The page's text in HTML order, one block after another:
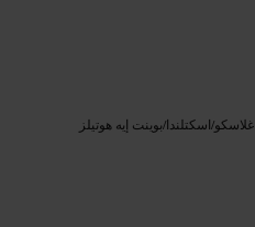
بوينت إيه هوتيلز/اسكتلندا/غلاسكو